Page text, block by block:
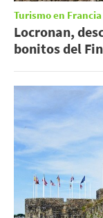
Turismo en Francia
Locronan,
bonitos del